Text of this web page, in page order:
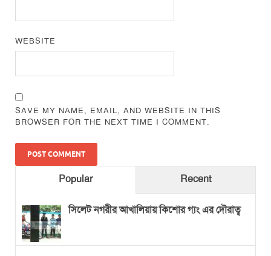
WEBSITE
SAVE MY NAME, EMAIL, AND WEBSITE IN THIS
BROWSER FOR THE NEXT TIME I COMMENT.
Popular Recent
সিলেট নগরীর আখালিয়ায় কিশোর গ্যং এর দৌরাত্ব